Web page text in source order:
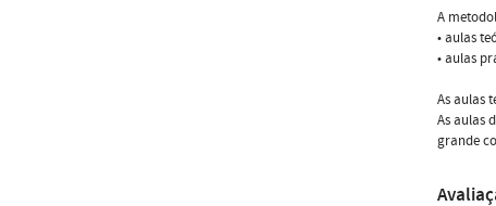
A
• aulas
• aulas
As aulas
As aulas
grande